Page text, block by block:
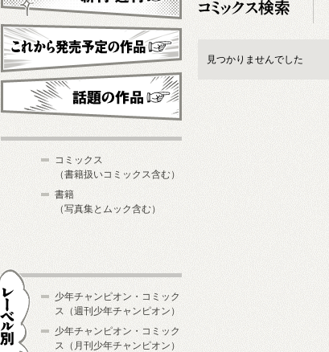
見つかりませんでした
新刊・近刊
これから発売予定
コミックス
（書籍扱いコミックス含む）
書籍
（写真集とムック含む）
少年チャンピオン・コミック
ス（週刊少年チャンピオン）
少年チャンピオン・コミック
ス（月刊少年チャンピオン）